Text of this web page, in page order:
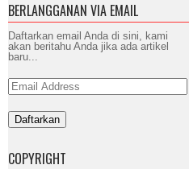
BERLANGGANAN VIA EMAIL
Daftarkan email Anda di sini, kami
akan beritahu Anda jika ada artikel
baru...
Email
Address
COPYRIGHT